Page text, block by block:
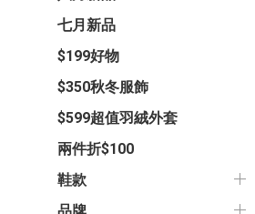
七月新品
$199好物
$350秋冬服飾
$599超值羽絨外套
兩件折$100
鞋款